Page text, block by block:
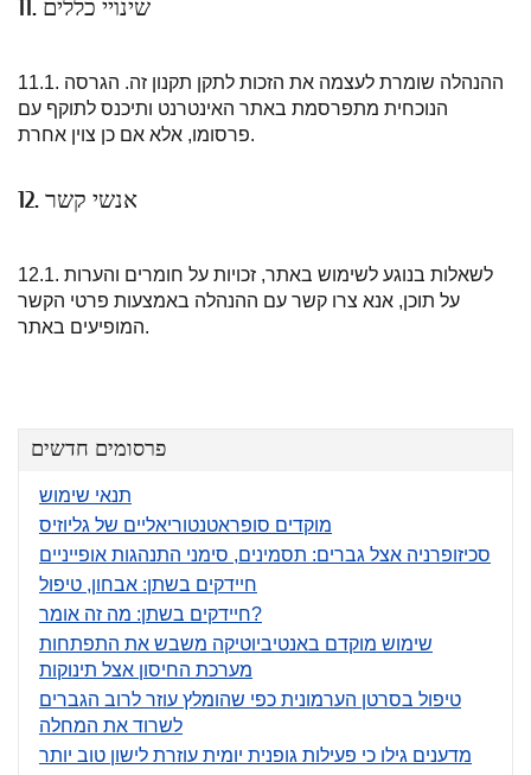
11. שינויי כללים
11.1. ההנהלה שומרת לעצמה את הזכות לתקן תקנון זה. הגרסה
הנוכחית מתפרסמת באתר האינטרנט ותיכנס לתוקף עם
פרסומו, אלא אם כן צוין אחרת.
12. אנשי קשר
12.1. לשאלות בנוגע לשימוש באתר, זכויות על חומרים והערות
על תוכן, אנא צרו קשר עם ההנהלה באמצעות פרטי הקשר
המופיעים באתר.
פרסומים חדשים
תנאי שימוש
מוקדים סופראטנטוריאליים של גליוזיס
סכיזופרניה אצל גברים: תסמינים, סימני התנהגות אופייניים
חיידקים בשתן: אבחון, טיפול
חיידקים בשתן: מה זה אומר?
שימוש מוקדם באנטיביוטיקה משבש את התפתחות
מערכת החיסון אצל תינוקות
טיפול בסרטן הערמונית כפי שהומלץ עוזר לרוב הגברים
לשרוד את המחלה
מדענים גילו כי פעילות גופנית יומית עוזרת לישון טוב יותר